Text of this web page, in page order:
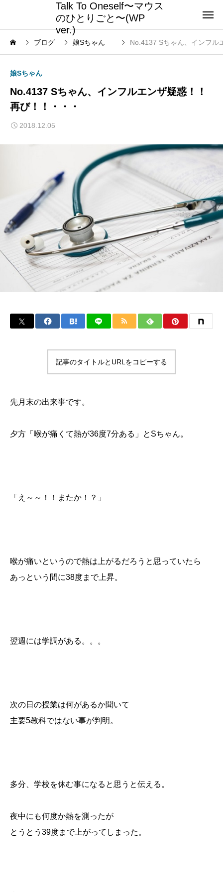
Talk To Oneself〜マウス
のひとりごと〜(WP
ver.)
ブログ 娘Sちゃん No.4137 Sちゃん、インフル
娘Sちゃん
No.4137 Sちゃん、インフルエンザ疑惑！！
再び！！・・・
2018.12.05
記事のタイトルとURLをコピーする
先月末の出来事です。
夕方「喉が痛くて熱が36度7分ある」とSちゃん。
「え～～！！またか！？」
喉が痛いというので熱は上がるだろうと思っていたら
あっという間に38度まで上昇。
翌週には学調がある。。。
次の日の授業は何があるか聞いて
主要5教科ではない事が判明。
多分、学校を休む事になると思うと伝える。
夜中にも何度か熱を測ったが
とうとう39度まで上がってしまった。